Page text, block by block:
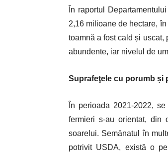
În raportul
2,16 milioane de hectare,
toamnă a fost cald și
abundente, iar nivelul de
Suprafeţele cu porumb și
În perioada 2021-2022,
fermieri s-au orientat, din
soarelui. Semănatul în
potrivit USDA, există o